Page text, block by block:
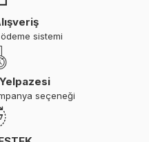
sistemi
seçeneği